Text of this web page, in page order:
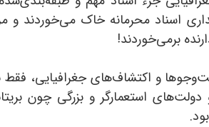
اسناد محرمانه خاک می‌خوردند و
برمی‌خوردند!
و اکتشاف‌های جغرافیایی،
استعمارگر و بزرگی چون